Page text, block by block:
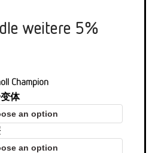
weitere 5%
Champion
体